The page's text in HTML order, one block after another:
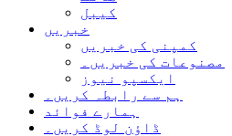
کیبل
خبریں
کمپنی کی خبریں
مصنوعات کی خبریں۔
ایکسپو نیوز
ہم سے رابطہ کریں۔
ہمارے فوائد
ڈاؤن لوڈ کریں۔